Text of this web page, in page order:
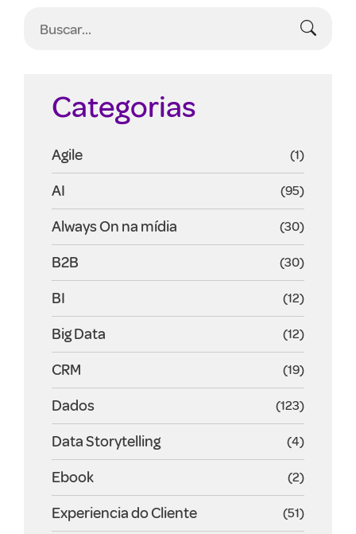
Categorias
Agile (1)
AI (95)
Always On na mídia (30)
B2B (30)
BI (12)
Big Data (12)
CRM (19)
Dados (123)
Data Storytelling (4)
Ebook (2)
Experiencia do Cliente (51)